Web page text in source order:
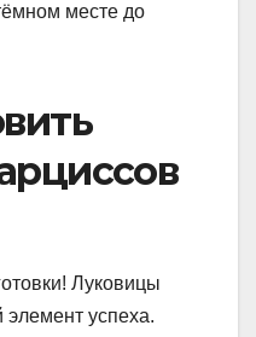
месте до
Луковицы
успеха.